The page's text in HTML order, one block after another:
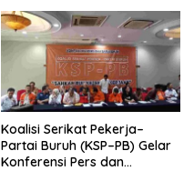
Tema: “Penguatan dan
Pengembangan Organisasi
KBI yang Berbasis Riset di
seluruh Indonesia dan
Mancanegara”.
Koalisi Serikat Pekerja–
Partai Buruh (KSP–PB) Gelar
Konferensi Pers dan